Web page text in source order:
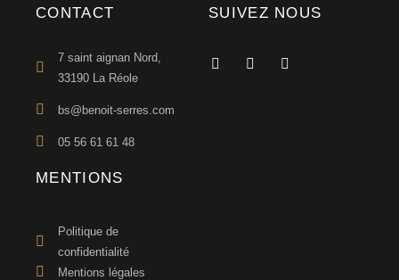
CONTACT
7 saint aignan Nord,
33190 La Réole
bs@benoit-serres.com
05 56 61 61 48
SUIVEZ NOUS
MENTIONS
Politique de
confidentialité
Mentions légales